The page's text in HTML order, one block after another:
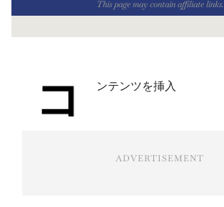
This page may contain affiliate links.
コ ンテンツを挿入
ADVERTISEMENT